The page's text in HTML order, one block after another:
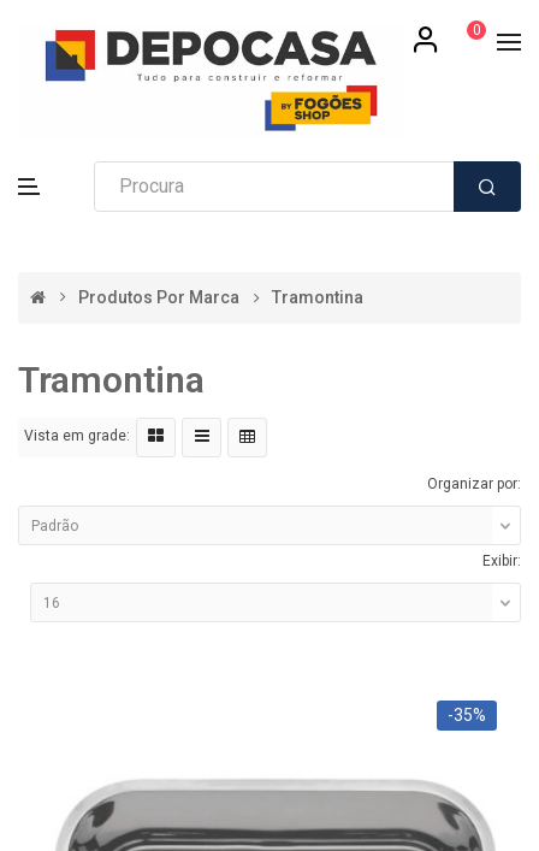
0
Produtos Por Marca Tramontina
Tramontina
Vista em grade:
Organizar por:
Exibir:
-35%